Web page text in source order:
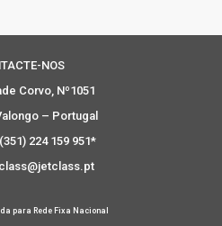
NOS
Corvo, Nº1051
– Portugal
224 159 951*
para Rede Fixa Nacional